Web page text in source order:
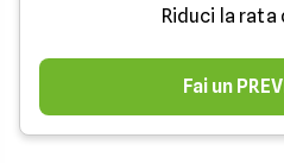
Riduci la rata
Fai un